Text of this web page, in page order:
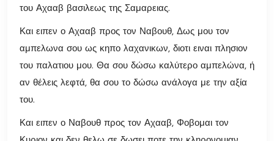
του Αχααβ βασιλεως της Σαμαρειας.
Και ειπεν ο Αχααβ προς τον Ναβουθ, Δως μου τον
αμπελωνα σου ως κηπο λαχανικων, διοτι ειναι πλησιον
του παλατιου μου. Θα σου δώσω καλύτερο αμπελώνα, ή
αν θέλεις λεφτά, θα σου το δώσω ανάλογα με την αξία
του.
Και ειπεν ο Ναβουθ προς τον Αχααβ, Φοβομαι τον